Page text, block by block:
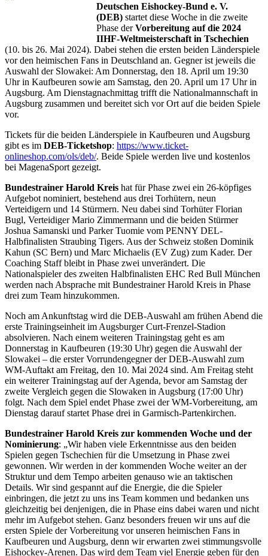
Deutschen Eishockey-Bund e. V.
(DEB) startet diese Woche in die zweite
Phase derVorbereitung auf die 2024
IIHF-Weltmeisterschaft in Tschechien
(10. bis 26. Mai 2024). Dabei stehen die ersten beiden Länderspiele
vor den heimischen Fans in Deutschland an. Gegner ist jeweils die
Auswahl der Slowakei: Am Donnerstag, den 18. April um 19:30
Uhr in Kaufbeuren sowie am Samstag, den 20. April um 17 Uhr in
Augsburg. Am Dienstagnachmittag trifft die Nationalmannschaft in
Augsburg zusammen und bereitet sich vor Ort auf die beiden Spiele
vor.
Tickets für die beiden Länderspiele in Kaufbeuren und Augsburg
gibt es im DEB-Ticketshop: https://www.ticket-
onlineshop.com/ols/deb/. Beide Spiele werden live und kostenlos
bei MagenaSport gezeigt.
Bundestrainer Harold Kreis hat für Phase zwei ein 26-köpfiges
Aufgebot nominiert, bestehend aus drei Torhütern, neun
Verteidigern und 14 Stürmern. Neu dabei sind Torhüter Florian
Bugl, Verteidiger Mario Zimmermann und die beiden Stürmer
Joshua Samanski und Parker Tuomie vom PENNY DEL-
Halbfinalisten Straubing Tigers. Aus der Schweiz stoßen Dominik
Kahun (SC Bern) und Marc Michaelis (EV Zug) zum Kader. Der
Coaching Staff bleibt in Phase zwei unverändert. Die
Nationalspieler des zweiten Halbfinalisten EHC Red Bull München
werden nach Absprache mit Bundestrainer Harold Kreis in Phase
drei zum Team hinzukommen.
Noch am Ankunftstag wird die DEB-Auswahl am frühen Abend die
erste Trainingseinheit im Augsburger Curt-Frenzel-Stadion
absolvieren. Nach einem weiteren Trainingstag geht es am
Donnerstag in Kaufbeuren (19:30 Uhr) gegen die Auswahl der
Slowakei – die erster Vorrundengegner der DEB-Auswahl zum
WM-Auftakt am Freitag, den 10. Mai 2024 sind. Am Freitag steht
ein weiterer Trainingstag auf der Agenda, bevor am Samstag der
zweite Vergleich gegen die Slowaken in Augsburg (17:00 Uhr)
folgt. Nach dem Spiel endet Phase zwei der WM-Vorbereitung, am
Dienstag darauf startet Phase drei in Garmisch-Partenkirchen.
Bundestrainer Harold Kreis zur kommenden Woche und der
Nominierung: „Wir haben viele Erkenntnisse aus den beiden
Spielen gegen Tschechien für die Umsetzung in Phase zwei
gewonnen. Wir werden in der kommenden Woche weiter an der
Struktur und dem Tempo arbeiten genauso wie an taktischen
Details. Wir sind gespannt auf die Energie, die die Spieler
einbringen, die jetzt zu uns ins Team kommen und bedanken uns
gleichzeitig bei denjenigen, die in Phase eins dabei waren und nicht
mehr im Aufgebot stehen. Ganz besonders freuen wir uns auf die
ersten Spiele der Vorbereitung vor unseren heimischen Fans in
Kaufbeuren und Augsburg, denn wir erwarten zwei stimmungsvolle
Eishockey-Arenen. Das wird dem Team viel Energie geben für den